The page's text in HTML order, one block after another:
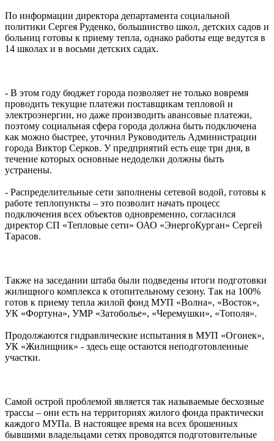
По информации директора департамента социальной
политики Сергея Руденко, большинство школ, детских садов и
больниц готовы к приему тепла, однако работы еще ведутся в
14 школах и в восьми детских садах.
- В этом году бюджет города позволяет не только вовремя
проводить текущие платежи поставщикам тепловой и
электроэнергии, но даже производить авансовые платежи,
поэтому социальная сфера города должна быть подключена
как можно быстрее, уточнил Руководитель Администрации
города Виктор Серков. У предприятий есть еще три дня, в
течение которых основные недоделки должны быть
устранены.
- Распределительные сети заполнены сетевой водой, готовы к
работе теплопункты – это позволит начать процесс
подключения всех объектов одновременно, согласился
директор СП «Тепловые сети» ОАО «ЭнергоКурган» Сергей
Тарасов.
Также на заседании штаба были подведены итоги подготовки
жилищного комплекса к отопительному сезону. Так на 100%
готов к приему тепла жилой фонд МУП «Волна», «Восток»,
УК «Фортуна», УМР «Затоболье», «Черемушки», «Тополя».
Продолжаются гидравлические испытания в МУП «Огонек»,
УК «Жилищник» - здесь еще остаются неподготовленные
участки.
Самой острой проблемой является так называемые бесхозные
трассы – они есть на территориях жилого фонда практически
каждого МУПа. В настоящее время на всех брошенных
бывшими владельцами сетях проводятся подготовительные